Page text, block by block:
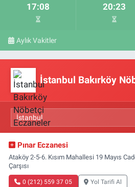
17:08 20:23
Aylık Vakitler
İstanbul Bakırköy
Pınar Eczanesi
Ataköy 2-5-6. Kısım Mahallesi 19 Mayıs
Çarşısı
0 (212) 559 37 05 Yol Tarifi Al